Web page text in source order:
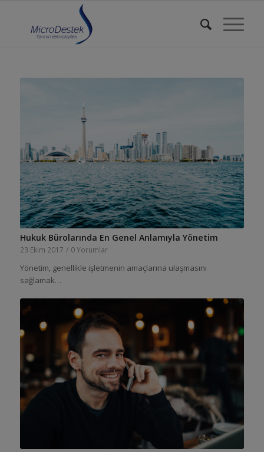
Hukuk Bürolarında En Genel Anlamıyla Yönetim
23 Ekim 2017 / 0 Yorumlar
Yönetim, genellikle işletmenin amaçlarına ulaşmasını
sağlamak…